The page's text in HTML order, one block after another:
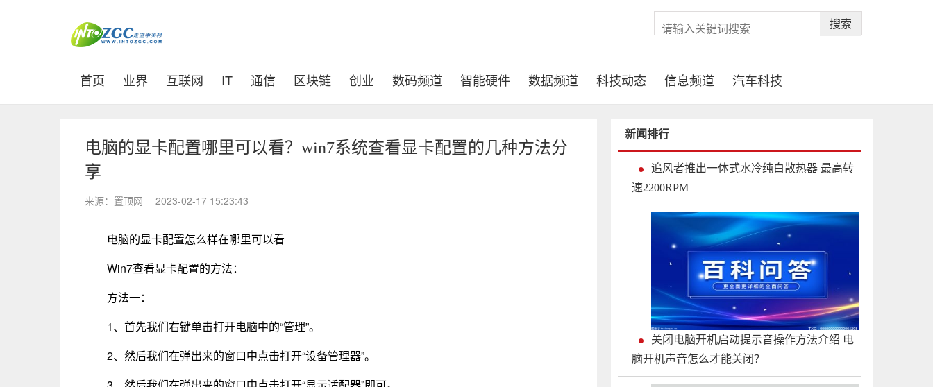
搜索
首页 (current)
业界 互联网 IT 通信 区块链 创业 数码频道 智能硬件 数据频道 科技动态 信息频道 汽车科技
电脑的显卡配置哪里可以看？win7系统查看显卡配置的几种方法分
享
来源：置顶网 2023-02-17 15:23:43
电脑的显卡配置怎么样在哪里可以看
Win7查看显卡配置的方法：
方法一：
1、首先我们右键单击打开电脑中的“管理”。
2、然后我们在弹出来的窗口中点击打开“设备管理器”。
新闻排行
追风者推出一体式水冷纯白散热器 最高转
速2200RPM
关闭电脑开机启动提示音操作方法介绍 电
脑开机声音怎么才能关闭？